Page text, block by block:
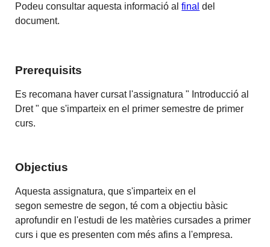
Podeu consultar aquesta informació alfinal del
document.
Prerequisits
Es recomana haver cursat l'assignatura " Introducció al
Dret " que s'imparteix en el primer semestre de primer
curs.
Objectius
Aquesta assignatura, que s'imparteix en el
segon semestre de segon, té com a objectiu bàsic
aprofundir en l'estudi de les matèries cursades a primer
curs i que es presenten com més afins a l'empresa.